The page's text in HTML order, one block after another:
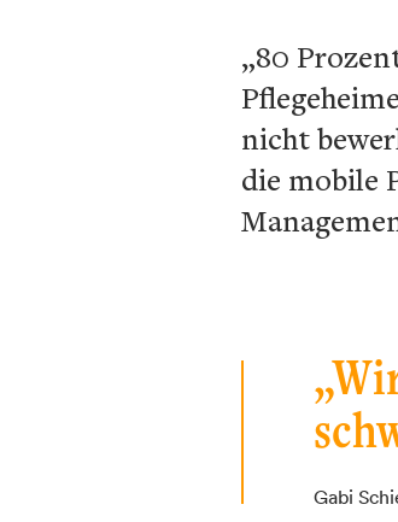
„80
nicht
die mobile
Gabi